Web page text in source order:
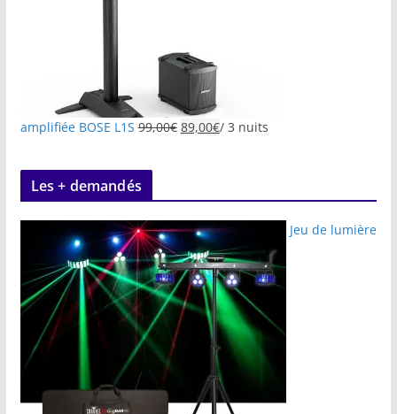
amplifiée BOSE L1S 99,00€ 89,00€/ 3 nuits
Les + demandés
Jeu de lumière